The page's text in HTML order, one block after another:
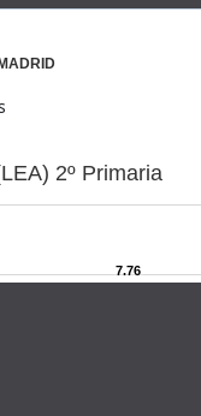
2º Primaria
7.76